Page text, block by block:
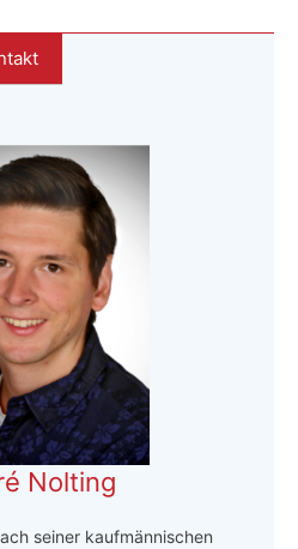
Nolting
seiner kaufmännischen